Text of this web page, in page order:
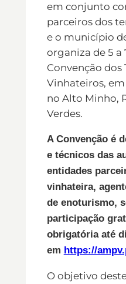
em conjunto
parceiros dos
e o município
organiza de 5 a
Convenção
Vinhateiros,
no Alto Minho,
Verdes.
A Convenção é
e técnicos das
entidades
vinhateira,
de enoturismo,
participação
obrigatória até
em https://
O objetivo